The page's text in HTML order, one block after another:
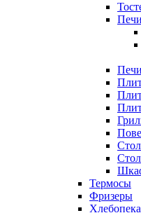
Термосы
Фризеры